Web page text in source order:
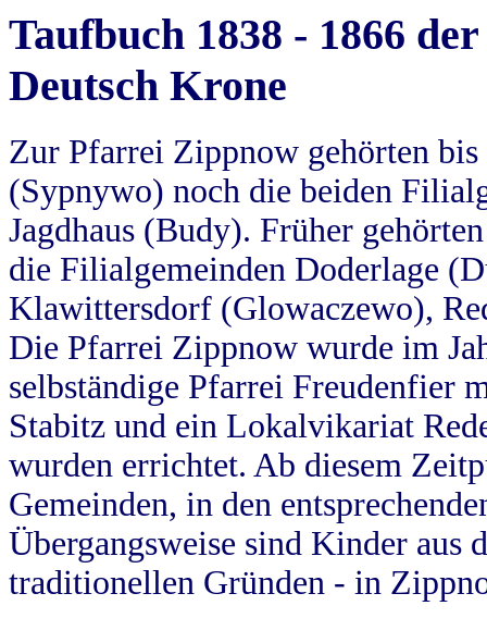
Taufbuch 1838 - 1866
Deutsch Krone
Zur Pfarrei Zippnow gehörten
(Sypnywo) noch die beiden
Jagdhaus (Budy). Früher
die Filialgemeinden Doderlage
Klawittersdorf (Glowaczewo),
Die Pfarrei Zippnow wurde im
selbständige Pfarrei Freudenfier
Stabitz und ein Lokalvikariat
wurden errichtet. Ab diesem
Gemeinden, in den
Übergangsweise sind Kinder aus
traditionellen Gründen - in